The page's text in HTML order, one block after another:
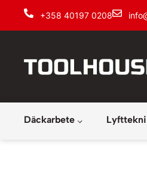
+358 40197 0208
Däckarbete